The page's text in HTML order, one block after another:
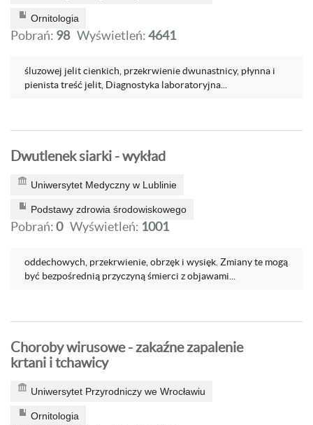
Ornitologia
Pobrań: 98 Wyświetleń:4641
śluzowej jelit cienkich, przekrwienie dwunastnicy, płynna i
pienista treść jelit, Diagnostyka laboratoryjna...
Dwutlenek siarki - wykład
Uniwersytet Medyczny w Lublinie
Podstawy zdrowia środowiskowego
Pobrań:0 Wyświetleń: 1001
oddechowych, przekrwienie, obrzęk i wysięk. Zmiany te mogą
być bezpośrednią przyczyną śmierci z objawami...
Choroby wirusowe - zakaźne zapalenie
krtani i tchawicy
Uniwersytet Przyrodniczy we Wrocławiu
Ornitologia